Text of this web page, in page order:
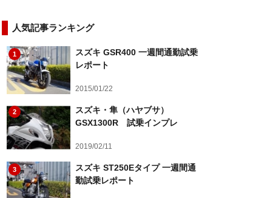
人気記事ランキング
1
スズキ GSR400 一週間通勤試乗
レポート
2015/01/22
2
スズキ・隼（ハヤブサ）
GSX1300R 試乗インプレ
2019/02/11
3
スズキ ST250Eタイプ 一週間通
勤試乗レポート